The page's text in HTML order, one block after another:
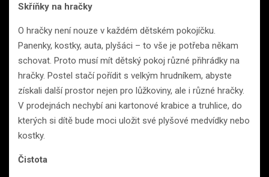
Skříňky na hračky
O hračky není nouze v každém dětském pokojíčku.
Panenky, kostky, auta, plyšáci – to vše je potřeba někam
schovat. Proto musí mít dětský pokoj různé přihrádky na
hračky. Postel stačí pořídit s velkým hrudníkem, abyste
získali další prostor nejen pro lůžkoviny, ale i různé hračky.
V prodejnách nechybí ani kartonové krabice a truhlice, do
kterých si dítě bude moci uložit své plyšové medvídky nebo
kostky.
Čistota